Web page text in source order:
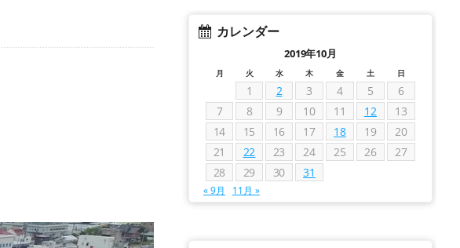
カレンダー
2019年10月
月 火 水 木 金 土 日
1 2 3 4 5
6
7
8 9 10 11 12
13
14
15 16 17 18 19
20
21
22 23 24 25 26
27
28
29 30 31
« 9月 11月 »